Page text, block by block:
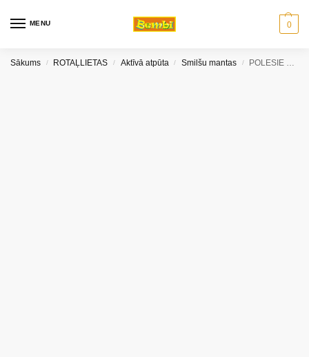
MENU 0
Sākums / ROTAĻLIETAS / Aktīvā atpūta / Smilšu mantas / POLESIE piramīdas augšdaļa- tornis 10 elem.